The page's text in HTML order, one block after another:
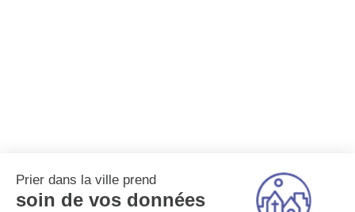
Prier dans la ville prend
soin de vos données